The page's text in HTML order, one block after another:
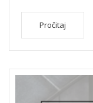
Pročitaj